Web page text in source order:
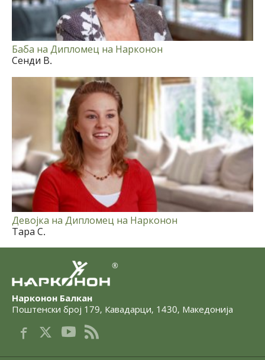
Баба на Дипломец на Нарконон
Сенди В.
Девојка на Дипломец на Нарконон
Тара С.
®
Нарконон Балкан
Поштенски број 179, Кавадарци, 1430, Македонија